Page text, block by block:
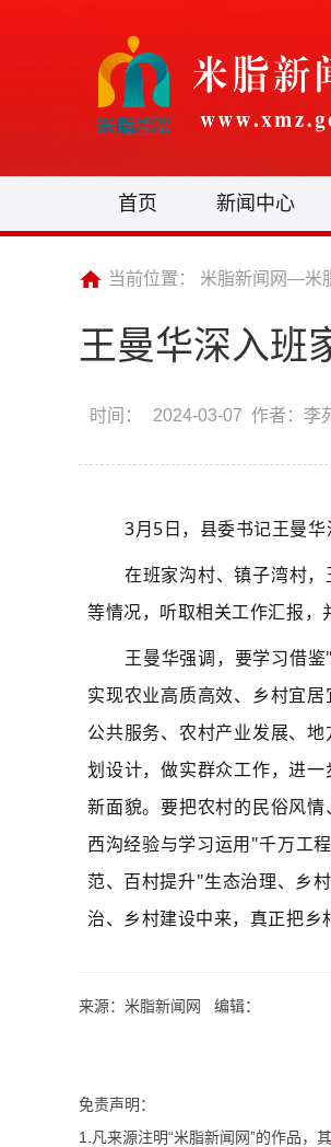
首页 新闻中心
当前位置： 米脂新闻网—米
王曼华深入班
时间： 2024-03-07 作者：李
3月5日，县委书记王曼
在班家沟村、镇子湾村
等情况，听取相关工作汇报，
王曼华强调，要学习借
实现农业高质高效、乡村宜
公共服务、农村产业发展、
划设计，做实群众工作，进
新面貌。要把农村的民俗风
西沟经验与学习运用"千万工
范、百村提升"生态治理、乡
治、乡村建设中来，真正把乡
来源：米脂新闻网 编辑：
免责声明：
1.凡来源注明“米脂新闻网”的作品，